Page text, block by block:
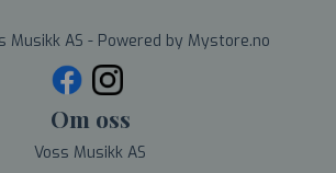
Musikk AS - Powered by Mystore.no
Om oss
Voss Musikk AS